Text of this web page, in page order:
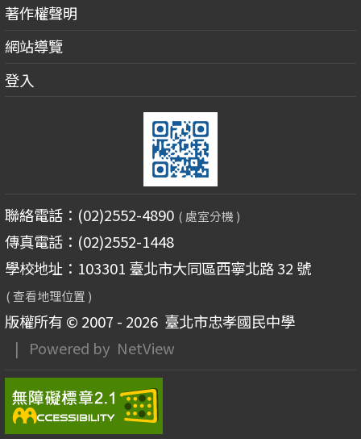
著作權聲明
網站導覽
登入
聯絡電話：(02)2552-4890 ( 處室分機 )
傳真電話：(02)2552-1448
學校地址：103301 臺北市大同區西寧北路 32 號
( 查看地理位置 )
版權所有 © 2007 - 2026臺北市忠孝國民中學
| Powered by NetView